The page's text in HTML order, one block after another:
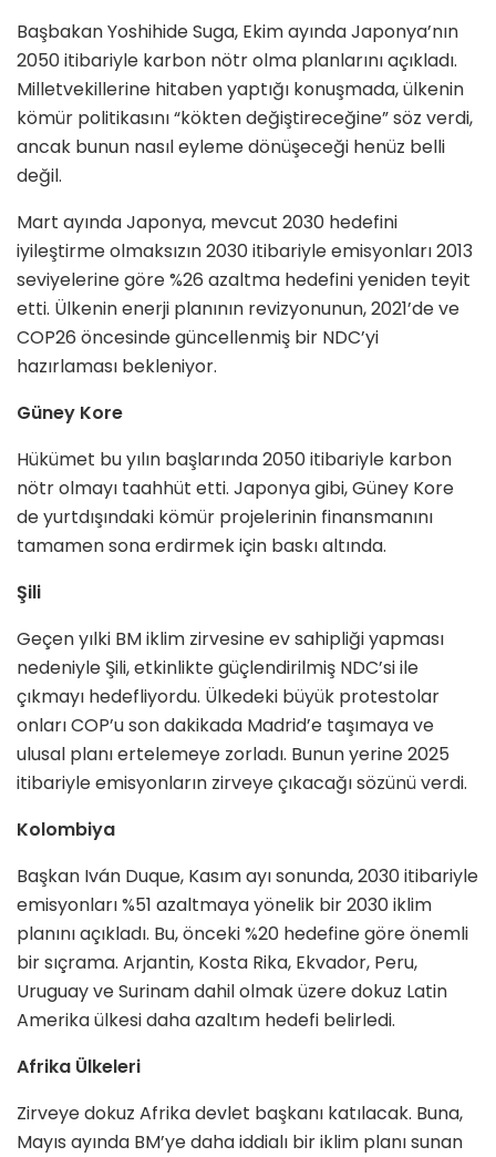
Başbakan Yoshihide Suga, Ekim ayında Japonya’nın
2050 itibariyle karbon nötr olma planlarını açıkladı.
Milletvekillerine hitaben yaptığı konuşmada, ülkenin
kömür politikasını “kökten değiştireceğine” söz verdi,
ancak bunun nasıl eyleme dönüşeceği henüz belli
değil.
Mart ayında Japonya, mevcut 2030 hedefini
iyileştirme olmaksızın 2030 itibariyle emisyonları 2013
seviyelerine göre %26 azaltma hedefini yeniden teyit
etti. Ülkenin enerji planının revizyonunun, 2021’de ve
COP26 öncesinde güncellenmiş bir NDC’yi
hazırlaması bekleniyor.
Güney Kore
Hükümet bu yılın başlarında 2050 itibariyle karbon
nötr olmayı taahhüt etti. Japonya gibi, Güney Kore
de yurtdışındaki kömür projelerinin finansmanını
tamamen sona erdirmek için baskı altında.
Şili
Geçen yılki BM iklim zirvesine ev sahipliği yapması
nedeniyle Şili, etkinlikte güçlendirilmiş NDC’si ile
çıkmayı hedefliyordu. Ülkedeki büyük protestolar
onları COP’u son dakikada Madrid’e taşımaya ve
ulusal planı ertelemeye zorladı. Bunun yerine 2025
itibariyle emisyonların zirveye çıkacağı sözünü verdi.
Kolombiya
Başkan Iván Duque, Kasım ayı sonunda, 2030 itibariyle
emisyonları %51 azaltmaya yönelik bir 2030 iklim
planını açıkladı. Bu, önceki %20 hedefine göre önemli
bir sıçrama. Arjantin, Kosta Rika, Ekvador, Peru,
Uruguay ve Surinam dahil olmak üzere dokuz Latin
Amerika ülkesi daha azaltım hedefi belirledi.
Afrika Ülkeleri
Zirveye dokuz Afrika devlet başkanı katılacak. Buna,
Mayıs ayında BM’ye daha iddialı bir iklim planı sunan